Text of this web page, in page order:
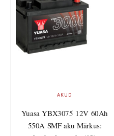
AKUD
Yuasa YBX3075 12V 60Ah
550A SMF aku Märkus: